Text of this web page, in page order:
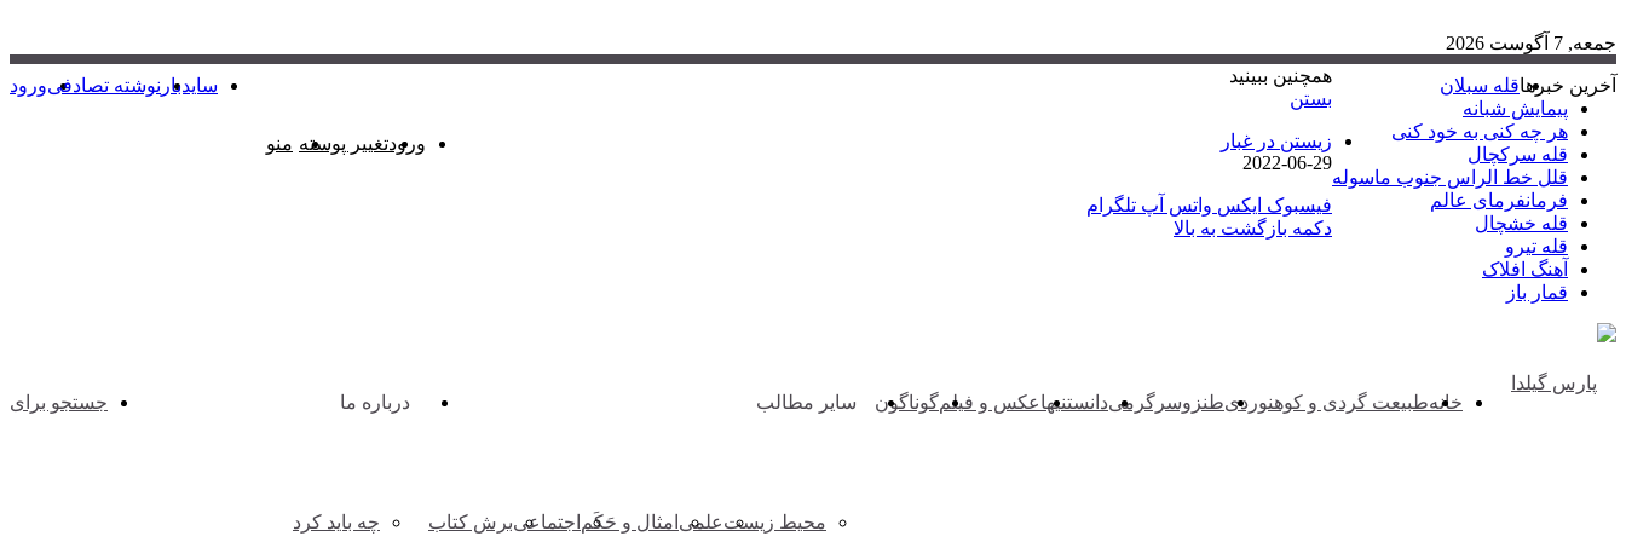
جمعه, 7 آگوست 2026
آخرین خبرهاقله سبلان
پیمایش شبانه
هر چه کنی به خود کنی
قله سرکچال
قلل خط الراس جنوب ماسوله
فرمانفرمای عالم
قله خشچال
قله تیرو
آهنگ افلاک
قمار باز
ورودنوشته تصادفی سایدبار
منو تغییر پوستهورود
خانهطبیعت گردی و کوهنوردیطنزوسرگرمیدانستنیهاعکس و فیلمگوناگون سایر مطالب
محیط زیستعلمی امثال و حَکَم اجتماعیبرش کتاب
درباره ما
چه باید کرد
جستجو برای
همچنین ببینید
بستن
زیستن در غبار
2022-06-29
فیسبوک ایکس واتس آپ تلگرام
دکمه بازگشت به بالا